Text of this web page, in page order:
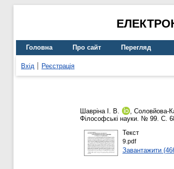
Головна Про сайт Перегляд
Вхід Реєстрація
Шавріна І. В. , Соловйова-
Філософські науки. № 99. С.
Текст
9.pdf
Завантажити